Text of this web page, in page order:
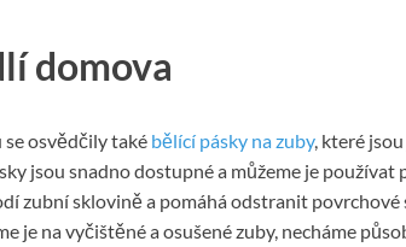
domova
se osvědčily také bělící pásky na zuby, které
jsou snadno dostupné a můžeme je
zubní sklovině a pomáhá odstranit
je na vyčištěné a osušené zuby, necháme